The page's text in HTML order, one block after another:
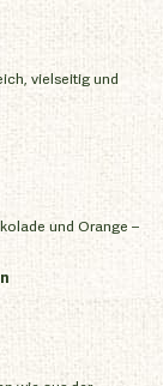
vielseitig und
und Orange –